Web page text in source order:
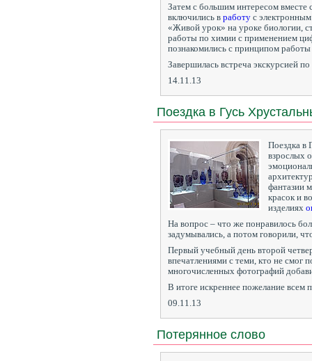
Затем с большим интересом вместе
включились в работу с
«Живой урок» на уроке биологии,
работы по химии с применением
познакомились с принципом
Завершилась встреча экскурсией
14.11.13
Поездка в Гусь
Поездка в
взрослых
фантазии
красок и
изделиях
На вопрос – что же понравилось
задумывались, а потом говорили,
Первый учебный день второй
впечатлениями с теми, кто не смог
многочисленных фотографий
В итоге искреннее пожелание всем
09.11.13
Потерянное слово